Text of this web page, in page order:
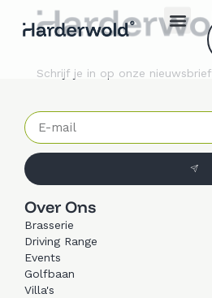
Schrijf je in op onze nieuwsbrief
Over Ons
Brasserie
Driving Range
Events
Golfbaan
Villa's